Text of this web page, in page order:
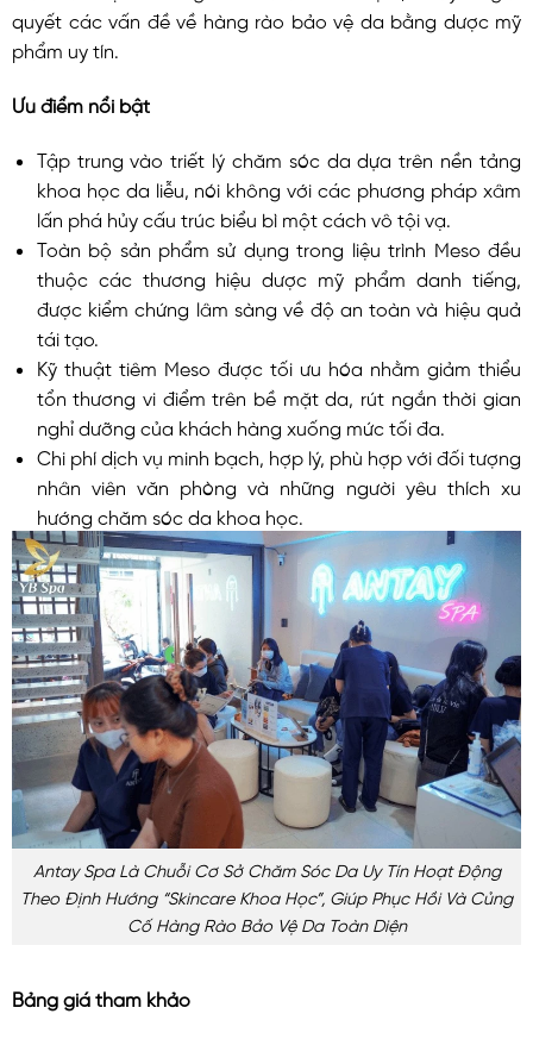
quyết các vấn đề về hàng rào bảo vệ da bằng dược mỹ
phẩm uy tín.
Ưu điểm nổi bật
Tập trung vào triết lý chăm sóc da dựa trên nền tảng
khoa học da liễu, nói không với các phương pháp xâm
lấn phá hủy cấu trúc biểu bì một cách vô tội vạ.
Toàn bộ sản phẩm sử dụng trong liệu trình Meso đều
thuộc các thương hiệu dược mỹ phẩm danh tiếng,
được kiểm chứng lâm sàng về độ an toàn và hiệu quả
tái tạo.
Kỹ thuật tiêm Meso được tối ưu hóa nhằm giảm thiểu
tổn thương vi điểm trên bề mặt da, rút ngắn thời gian
nghỉ dưỡng của khách hàng xuống mức tối đa.
Chi phí dịch vụ minh bạch, hợp lý, phù hợp với đối tượng
nhân viên văn phòng và những người yêu thích xu
hướng chăm sóc da khoa học.
Antay Spa Là Chuỗi Cơ Sở Chăm Sóc Da Uy Tín Hoạt Động
Theo Định Hướng “skincare Khoa Học”, Giúp Phục Hồi Và Củng
Cố Hàng Rào Bảo Vệ Da Toàn Diện
Bảng giá tham khảo